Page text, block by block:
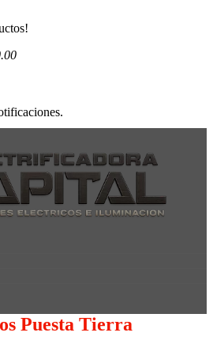
.00
Puesta Tierra